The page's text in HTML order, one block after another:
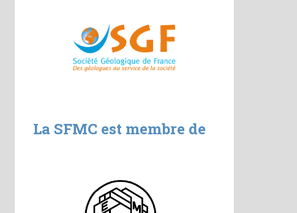
La SFMC est membre de